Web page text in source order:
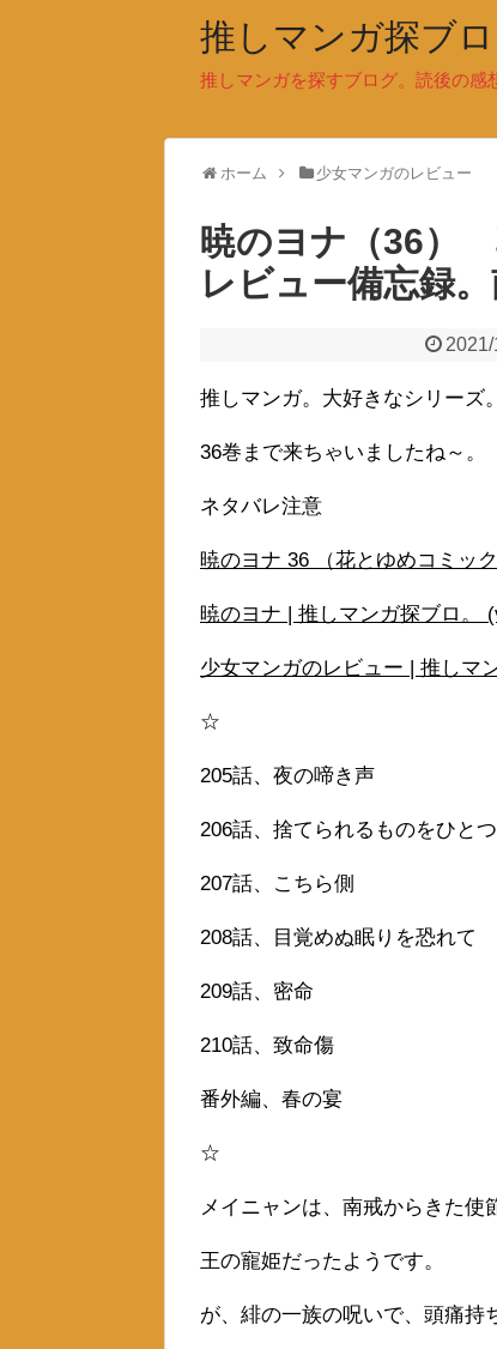
推しマンガ探ブロ
推しマンガを探すブログ。読後の感
ホーム 少女マンガのレビュー
暁のヨナ（36）
レビュー備忘録
推しマンガ。大好きなシリーズ。
36巻まで来ちゃいましたね～。
ネタバレ注意
暁のヨナ 36 （花とゆめコミッ
暁のヨナ | 推しマンガ探ブロ。
少女マンガのレビュー | 推しマ
☆
205話、夜の啼き声
206話、捨てられるものをひと
207話、こちら側
208話、目覚めぬ眠りを恐れて
209話、密命
210話、致命傷
番外編、春の宴
☆
メイニャンは、南戒からきた使
王の寵姫だったようです。
が、緋の一族の呪いで、頭痛持